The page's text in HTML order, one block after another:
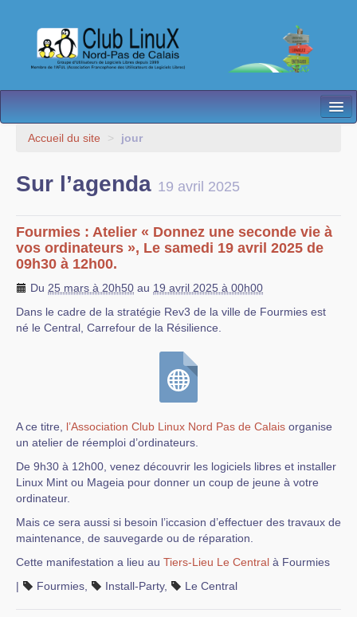
L’Association
Besoin d’Aide ?
Contact
Les antennes
Espace membres
Accueil du site > jour
Sur l’agenda 19 avril 2025
Fourmies : Atelier « Donnez une seconde vie à
vos ordinateurs », Le samedi 19 avril 2025 de
09h30 à 12h00.
Du 25 mars à 20h50 au 19 avril 2025 à 00h00
Dans le cadre de la stratégie Rev3 de la ville de Fourmies est
né le Central, Carrefour de la Résilience.
A ce titre, l’Association Club Linux Nord Pas de Calais organise
un atelier de réemploi d’ordinateurs.
De 9h30 à 12h00, venez découvrir les logiciels libres et installer
Linux Mint ou Mageia pour donner un coup de jeune à votre
ordinateur.
Mais ce sera aussi si besoin l’iccasion d’effectuer des travaux de
maintenance, de sauvegarde ou de réparation.
Cette manifestation a lieu au Tiers-Lieu Le Central à Fourmies
|
Fourmies Install-Party, Le Central